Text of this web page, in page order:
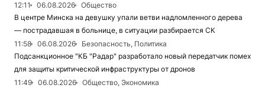
12:11
06.08.2026
Общество
В центре Минска на девушку упали ветви надломленного дерева
— пострадавшая в больнице, в ситуации разбирается СК
11:58
06.08.2026
Безопасность, Политика
Подсанкционное "КБ "Радар" разработало новый передатчик помех
для защиты критической инфраструктуры от дронов
11:49
06.08.2026
Общество, Экономика